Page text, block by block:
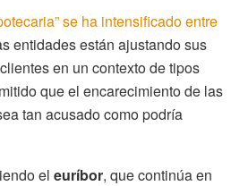
se ha intensificado entre
entidades están ajustando sus
en un contexto de tipos
que el encarecimiento de las
tan acusado como podría
el euríbor, que continúa en